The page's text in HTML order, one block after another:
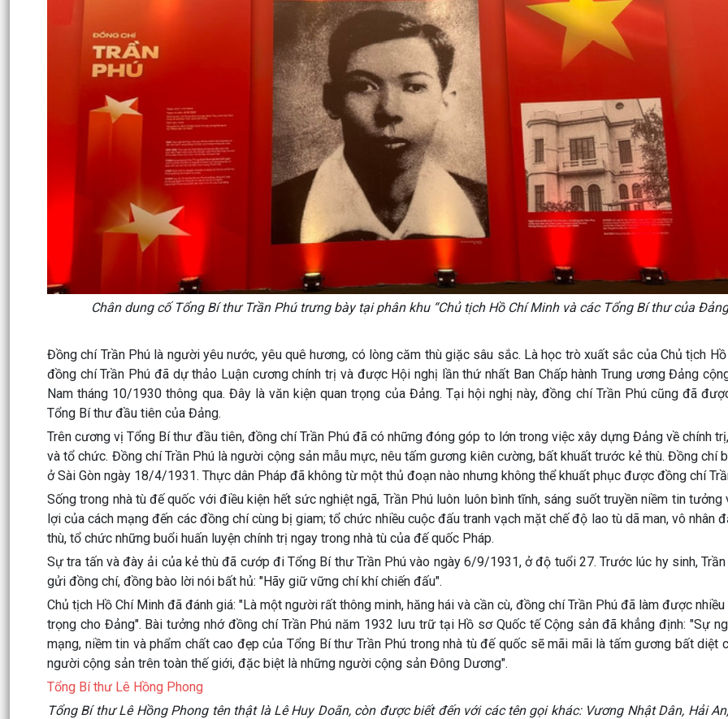
Chân dung cố Tổng Bí thư Trần Phú trưng bày tại phân khu “Chủ tịch Hồ Chí Minh và các Tổng Bí thư của
Đồng chí Trần Phú là người yêu nước, yêu quê hương, có lòng căm thù giặc sâu sắc. Là học trò xuất sắc của Chủ tịch Hồ
đồng chí Trần Phú đã dự thảo Luận cương chính trị và được Hội nghị lần thứ nhất Ban Chấp hành Trung ương Đảng
Nam tháng 10/1930 thông qua. Đây là văn kiện quan trọng của Đảng. Tại hội nghị này, đồng chí Trần Phú cũng đã
Tổng Bí thư đầu tiên của Đảng.
Trên cương vị Tổng Bí thư đầu tiên, đồng chí Trần Phú đã có những đóng góp to lớn trong việc xây dựng Đảng về chính
và tổ chức. Đồng chí Trần Phú là người cộng sản mẫu mực, nêu tấm gương kiên cường, bất khuất trước kẻ thù. Đồng chí
ở Sài Gòn ngày 18/4/1931. Thực dân Pháp đã không từ một thủ đoạn nào nhưng không thể khuất phục được đồng chí
Sống trong nhà tù đế quốc với điều kiện hết sức nghiệt ngã, Trần Phú luôn luôn bình tĩnh, sáng suốt truyền niềm tin tưởng
lợi của cách mạng đến các đồng chí cùng bị giam; tổ chức nhiều cuộc đấu tranh vạch mặt chế độ lao tù dã man, vô nhân
thù, tổ chức những buổi huấn luyện chính trị ngay trong nhà tù của đế quốc Pháp.
Sự tra tấn và đày ải của kẻ thù đã cướp đi Tổng Bí thư Trần Phú vào ngày 6/9/1931, ở độ tuổi 27. Trước lúc hy sinh, Trần
gửi đồng chí, đồng bào lời nói bất hủ: "Hãy giữ vững chí khí chiến đấu".
Chủ tịch Hồ Chí Minh đã đánh giá: "Là một người rất thông minh, hăng hái và cần cù, đồng chí Trần Phú đã làm được
trọng cho Đảng". Bài tưởng nhớ đồng chí Trần Phú năm 1932 lưu trữ tại Hồ sơ Quốc tế Cộng sản đã khẳng định: "Sự
mạng, niềm tin và phẩm chất cao đẹp của Tổng Bí thư Trần Phú trong nhà tù đế quốc sẽ mãi mãi là tấm gương bất diệt
người cộng sản trên toàn thế giới, đặc biệt là những người cộng sản Đông Dương".
Tổng Bí thư Lê Hồng Phong
Tổng Bí thư Lê Hồng Phong tên thật là Lê Huy Doãn, còn được biết đến với các tên gọi khác: Vương Nhật Dân, Hải